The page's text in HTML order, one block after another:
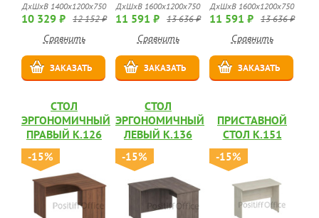
ДхШхВ 1400x1200x750
10 329 ₽ 12 152 ₽
Сравнить
ЗАКАЗАТЬ
ДхШхВ 1600x1200x750
11 591 ₽ 13 636 ₽
Сравнить
ЗАКАЗАТЬ
ДхШхВ 1600x1200x750
11 591 ₽ 13 636 ₽
Сравнить
ЗАКАЗАТЬ
СТОЛ
ЭРГОНОМИЧНЫЙ
ПРАВЫЙ К.126
-15%
СТОЛ
ЭРГОНОМИЧНЫЙ
ЛЕВЫЙ К.136
-15%
ПРИСТАВНОЙ
СТОЛ К.151
-15%